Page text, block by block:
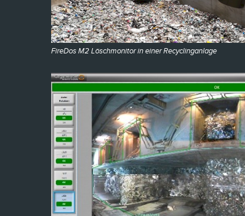
FireDos M2 Löschmonitor in einer Recyclinganlage